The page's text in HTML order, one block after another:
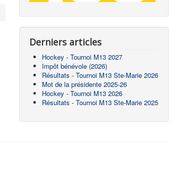
Derniers articles
Hockey - Tournoi M13 2027
Impôt bénévole (2026)
Résultats - Tournoi M13 Ste-Marie 2026
Mot de la présidente 2025-26
Hockey - Tournoi M13 2026
Résultats - Tournoi M13 Ste-Marie 2025